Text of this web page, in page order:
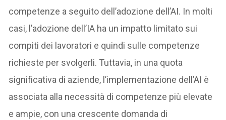
competenze a seguito dell’adozione dell’AI. In molti
casi, l’adozione dell’IA ha un impatto limitato sui
compiti dei lavoratori e quindi sulle competenze
richieste per svolgerli. Tuttavia, in una quota
significativa di aziende, l’implementazione dell’AI è
associata alla necessità di competenze più elevate
e ampie, con una crescente domanda di